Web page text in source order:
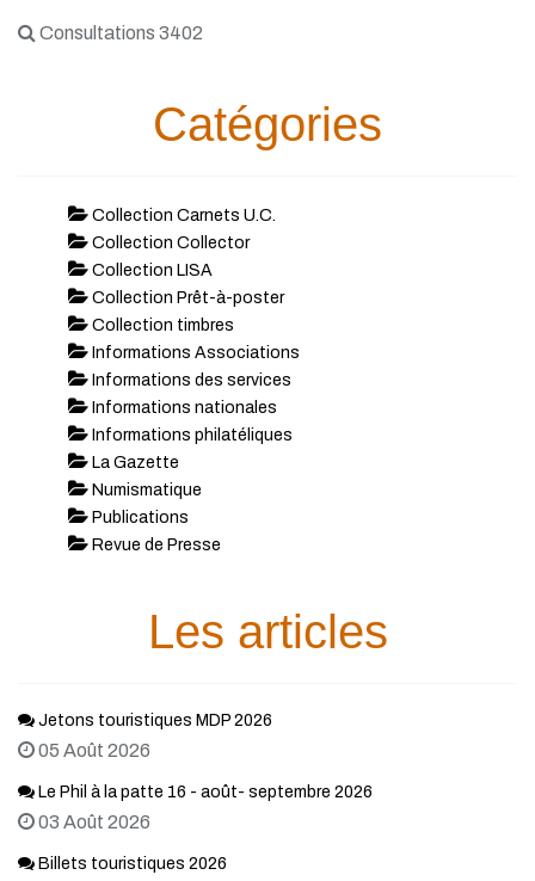
Consultations 3402
Catégories
Collection Carnets U.C.
Collection Collector
Collection LISA
Collection Prêt-à-poster
Collection timbres
Informations Associations
Informations des services
Informations nationales
Informations philatéliques
La Gazette
Numismatique
Publications
Revue de Presse
Les articles
Jetons touristiques MDP 2026
05 Août 2026
Le Phil à la patte 16 - août- septembre 2026
03 Août 2026
Billets touristiques 2026